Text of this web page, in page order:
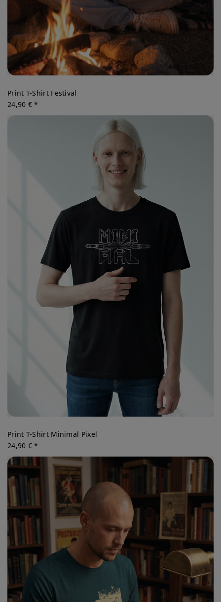
Print T-Shirt Festival
24,90 € *
Print T-Shirt Minimal Pixel
24,90 € *